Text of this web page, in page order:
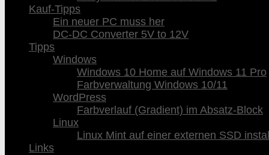
Kauf-Tipps
Ein neuer PC muss her
DC-DC Converter 5V to 12V
Tipps
Windows
Windows 10 Home auf Windows 11 Pro
Farbverwaltung Windows 10/11
WordPress
Farbverlauf (Gradient) im Absatz-Block
Linux
Linux Mint auf einer externen SSD
Links